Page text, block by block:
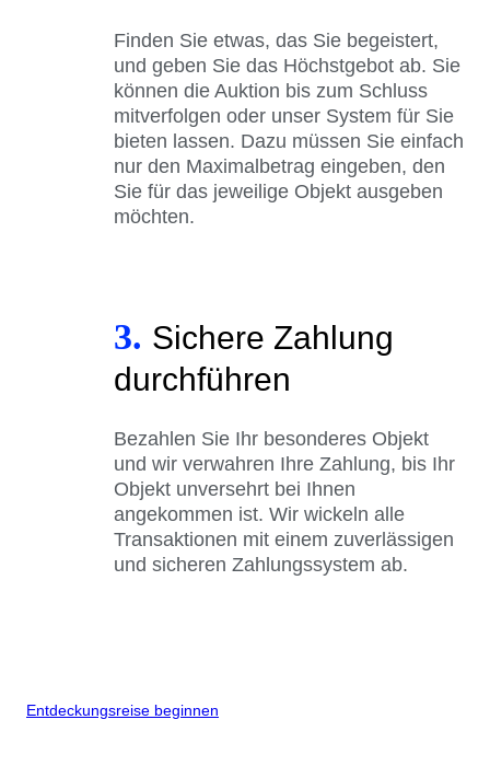
Finden Sie etwas, das Sie begeistert,
und geben Sie das Höchstgebot ab. Sie
können die Auktion bis zum Schluss
mitverfolgen oder unser System für Sie
bieten lassen. Dazu müssen Sie einfach
nur den Maximalbetrag eingeben, den
Sie für das jeweilige Objekt ausgeben
möchten.
3. Sichere Zahlung
durchführen
Bezahlen Sie Ihr besonderes Objekt
und wir verwahren Ihre Zahlung, bis Ihr
Objekt unversehrt bei Ihnen
angekommen ist. Wir wickeln alle
Transaktionen mit einem zuverlässigen
und sicheren Zahlungssystem ab.
Entdeckungsreise beginnen